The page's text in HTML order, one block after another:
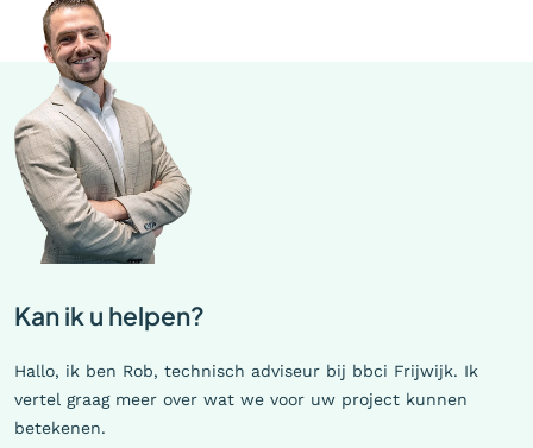
Kan ik u helpen?
Hallo, ik ben Rob, technisch adviseur bij bbci Frijwijk. Ik
vertel graag meer over wat we voor uw project kunnen
betekenen.